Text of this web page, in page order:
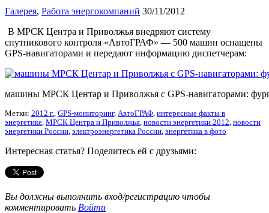
Галерея, Работа энергокомпаний 30/11/2012
В МРСК Центра и Приволжья внедряют систему
спутникового контроля «АвтоГРАФ» — 500 машин оснащены
GPS-навигаторами и передают информацию диспетчерам:
машины МРСК Центар и Приволжья с GPS-навигаторами:
Метки: 2012 г., GPS-мониторинг, АвтоГРАФ, интересные факты в
энергетике, МРСК Центра и Приволжья, новости энергетики 2012, новости
энергетики России, электроэнергетика России, энергетика в фото
Интересная статья? Поделитесь ей с друзьями:
Вы должны выполнить вход/регистрацию чтобы
комментировать Войти